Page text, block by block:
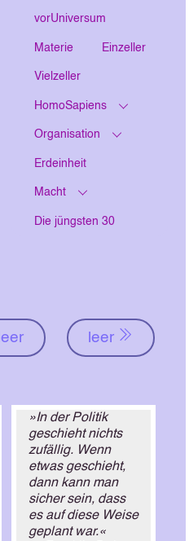
vorUniversum
Materie Einzeller
Vielzeller
HomoSapiens
Organisation
Erdeinheit
Macht
Die jüngsten 30
leer leer
»In der Politik
geschieht nichts
zufällig. Wenn
etwas geschieht,
dann kann man
sicher sein, dass
es auf diese Weise
geplant war.«